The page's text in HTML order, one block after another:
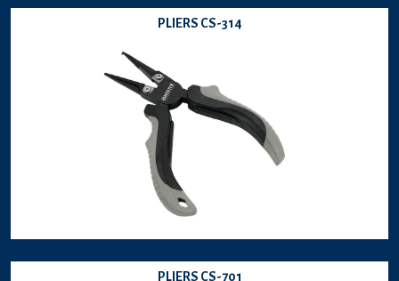
PLIERS CS-314
PLIERS CS-701